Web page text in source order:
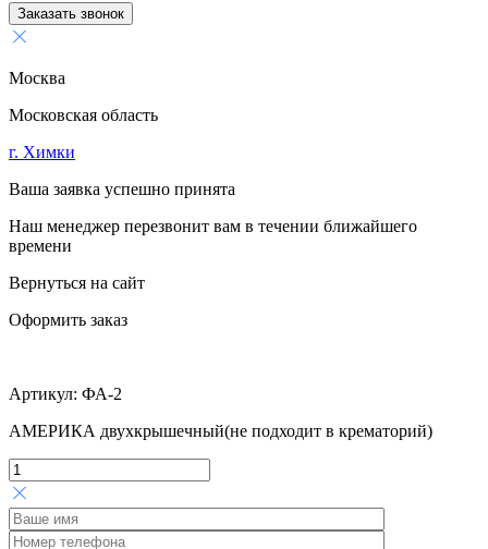
Заказать звонок
Москва
Московская область
г. Химки
Ваша заявка успешно принята
Наш менеджер перезвонит вам в течении ближайшего
времени
Вернуться на сайт
Оформить заказ
Артикул: ФА-2
АМЕРИКА двухкрышечный(не подходит в крематорий)